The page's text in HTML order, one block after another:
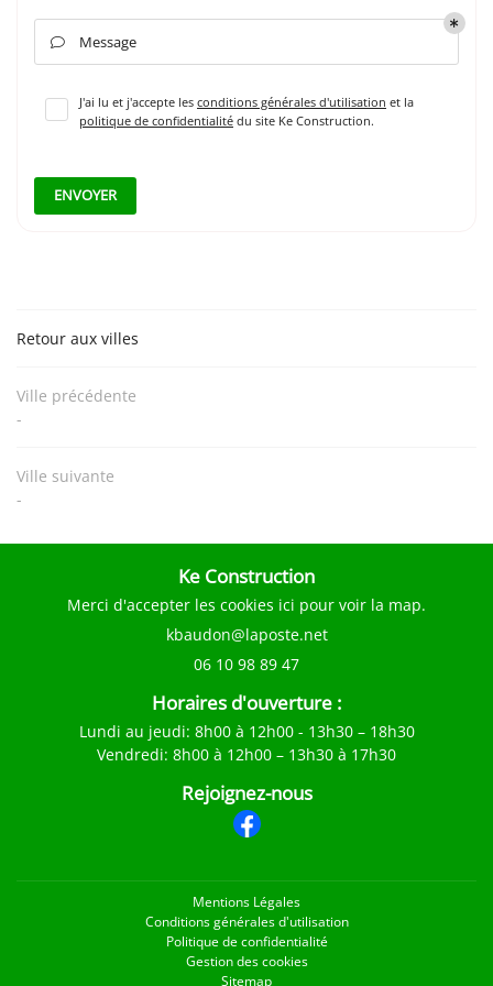
 Message
J'ai lu et j'accepte les conditions générales d'utilisation et la
politique de confidentialité du site Ke Construction.
ENVOYER
Retour aux villes
Ville précédente
-
Ville suivante
-
Ke Construction
Merci d'accepter les cookies ici pour voir la map.
06 10 98 89 47
Horaires d'ouverture :
Lundi au jeudi: 8h00 à 12h00 - 13h30 – 18h30
Vendredi: 8h00 à 12h00 – 13h30 à 17h30
Rejoignez-nous
Mentions Légales
Conditions générales d'utilisation
Politique de confidentialité
Gestion des cookies
Sitemap